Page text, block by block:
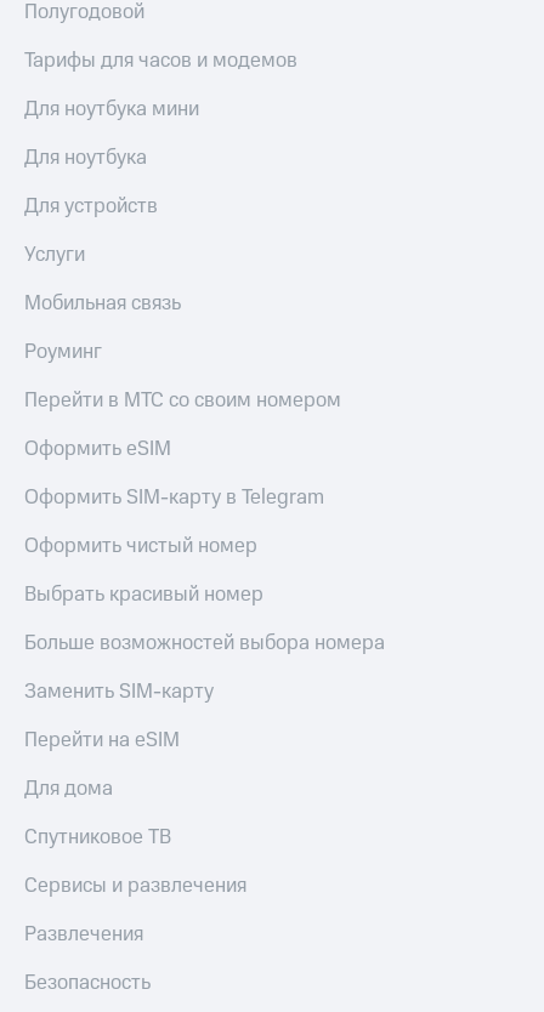
Полугодовой
Тарифы для часов и модемов
Для ноутбука мини
Для ноутбука
Для устройств
Услуги
Мобильная связь
Роуминг
Перейти в МТС со своим номером
Оформить eSIM
Оформить SIM-карту в Telegram
Оформить чистый номер
Выбрать красивый номер
Больше возможностей выбора номера
Заменить SIM-карту
Перейти на eSIM
Для дома
Спутниковое ТВ
Сервисы и развлечения
Развлечения
Безопасность